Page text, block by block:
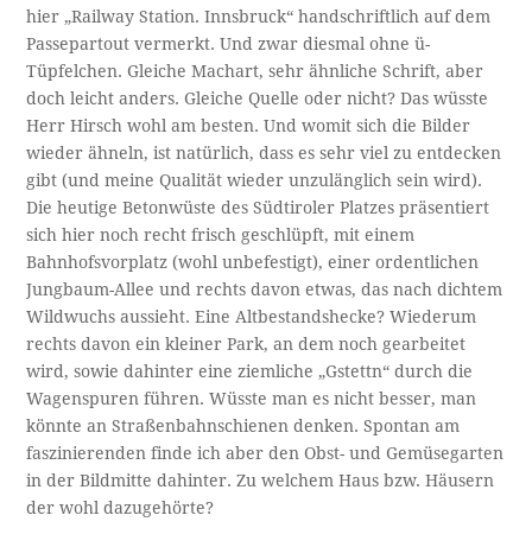
hier „Railway Station. Innsbruck“ handschriftlich auf dem
Passepartout vermerkt. Und zwar diesmal ohne ü-
Tüpfelchen. Gleiche Machart, sehr ähnliche Schrift, aber
doch leicht anders. Gleiche Quelle oder nicht? Das wüsste
Herr Hirsch wohl am besten. Und womit sich die Bilder
wieder ähneln, ist natürlich, dass es sehr viel zu entdecken
gibt (und meine Qualität wieder unzulänglich sein wird).
Die heutige Betonwüste des Südtiroler Platzes präsentiert
sich hier noch recht frisch geschlüpft, mit einem
Bahnhofsvorplatz (wohl unbefestigt), einer ordentlichen
Jungbaum-Allee und rechts davon etwas, das nach dichtem
Wildwuchs aussieht. Eine Altbestandshecke? Wiederum
rechts davon ein kleiner Park, an dem noch gearbeitet
wird, sowie dahinter eine ziemliche „Gstettn“ durch die
Wagenspuren führen. Wüsste man es nicht besser, man
könnte an Straßenbahnschienen denken. Spontan am
faszinierenden finde ich aber den Obst- und Gemüsegarten
in der Bildmitte dahinter. Zu welchem Haus bzw. Häusern
der wohl dazugehörte?